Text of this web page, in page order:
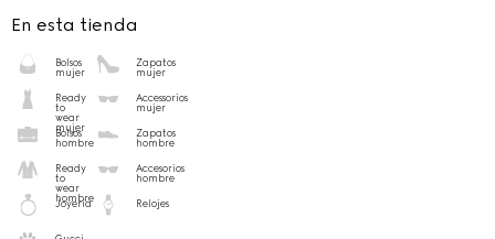
En esta tienda
Bolsos
mujer
Zapatos
mujer
Ready
to
wear
mujer
Accessorios
mujer
Bolsos
hombre
Zapatos
hombre
Ready
to
wear
hombre
Accesorios
hombre
Joyería Relojes